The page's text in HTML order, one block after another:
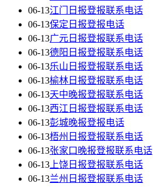
06-13江门日报登报联系电话
06-13保定日报登报电话
06-13广元日报登报联系电话
06-13德阳日报登报联系电话
06-13乐山日报登报联系电话
06-13榆林日报登报联系电话
06-13天中晚报登报联系电话
06-13西江日报登报联系电话
06-13彭城晚报登报电话
06-13梧州日报登报联系电话
06-13张家口晚报登报联系电话
06-13 上饶日报登报联系电话
06-13兰州日报登报联系电话